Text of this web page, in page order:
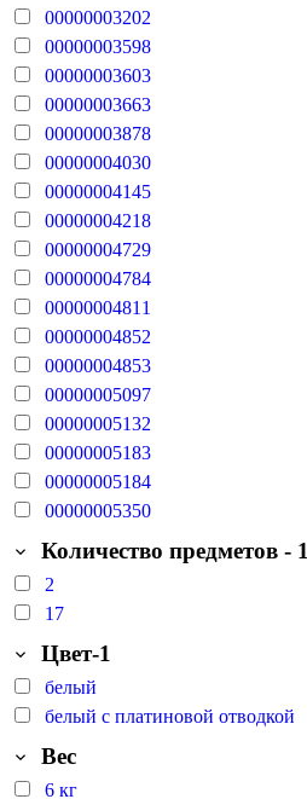
00000003202
00000003598
00000003603
00000003663
00000003878
00000004030
00000004145
00000004218
00000004729
00000004784
00000004811
00000004852
00000004853
00000005097
00000005132
00000005183
00000005184
00000005350
Количество предметов - 1
2
17
Цвет-1
белый
белый с платиновой отводкой
Вес
6 кг